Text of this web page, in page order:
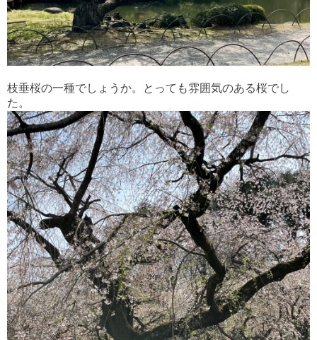
枝垂桜の一種でしょうか。とっても雰囲気のある桜でし
た。